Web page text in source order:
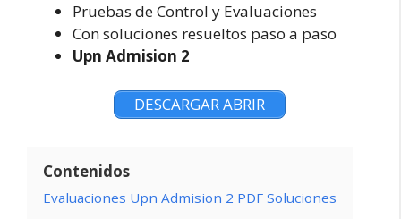
Pruebas de Control y Evaluaciones
Con soluciones resueltos paso a paso
Upn Admision 2
DESCARGAR ABRIR
Contenidos
Evaluaciones Upn Admision 2 PDF Soluciones